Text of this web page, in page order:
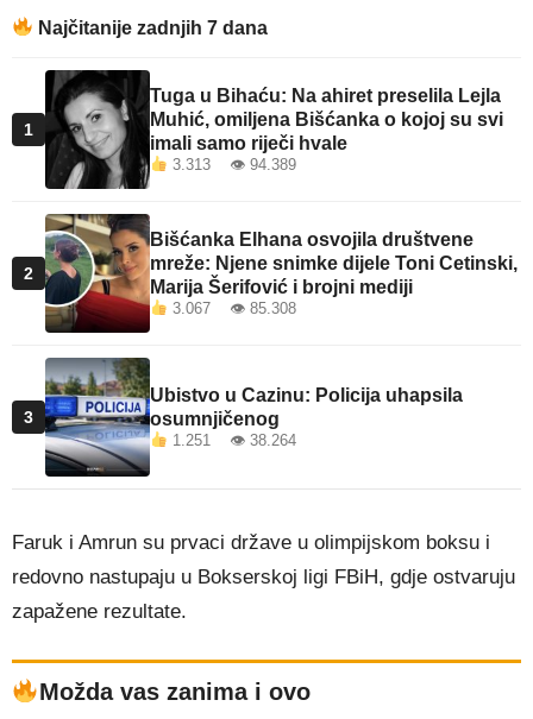
Najčitanije zadnjih 7 dana
1
Tuga u Bihaću: Na ahiret preselila Lejla
Muhić, omiljena Bišćanka o kojoj su svi
imali samo riječi hvale
3.313 👁 94.389
2
Bišćanka Elhana osvojila društvene
mreže: Njene snimke dijele Toni Cetinski,
Marija Šerifović i brojni mediji
3.067 👁 85.308
3
Ubistvo u Cazinu: Policija uhapsila
osumnjičenog
1.251 👁 38.264
Faruk i Amrun su prvaci države u olimpijskom boksu i
redovno nastupaju u Bokserskoj ligi FBiH, gdje ostvaruju
zapažene rezultate.
Možda vas zanima i ovo